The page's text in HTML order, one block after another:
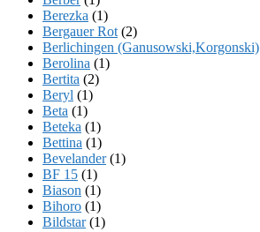
Berezka (1)
Bergauer Rot (2)
Berlichingen (Ganusowski,Korgonski)
Berolina (1)
Bertita (2)
Beryl (1)
Beta (1)
Beteka (1)
Bettina (1)
Bevelander(1)
BF 15 (1)
Biason (1)
Bihoro (1)
Bildstar(1)